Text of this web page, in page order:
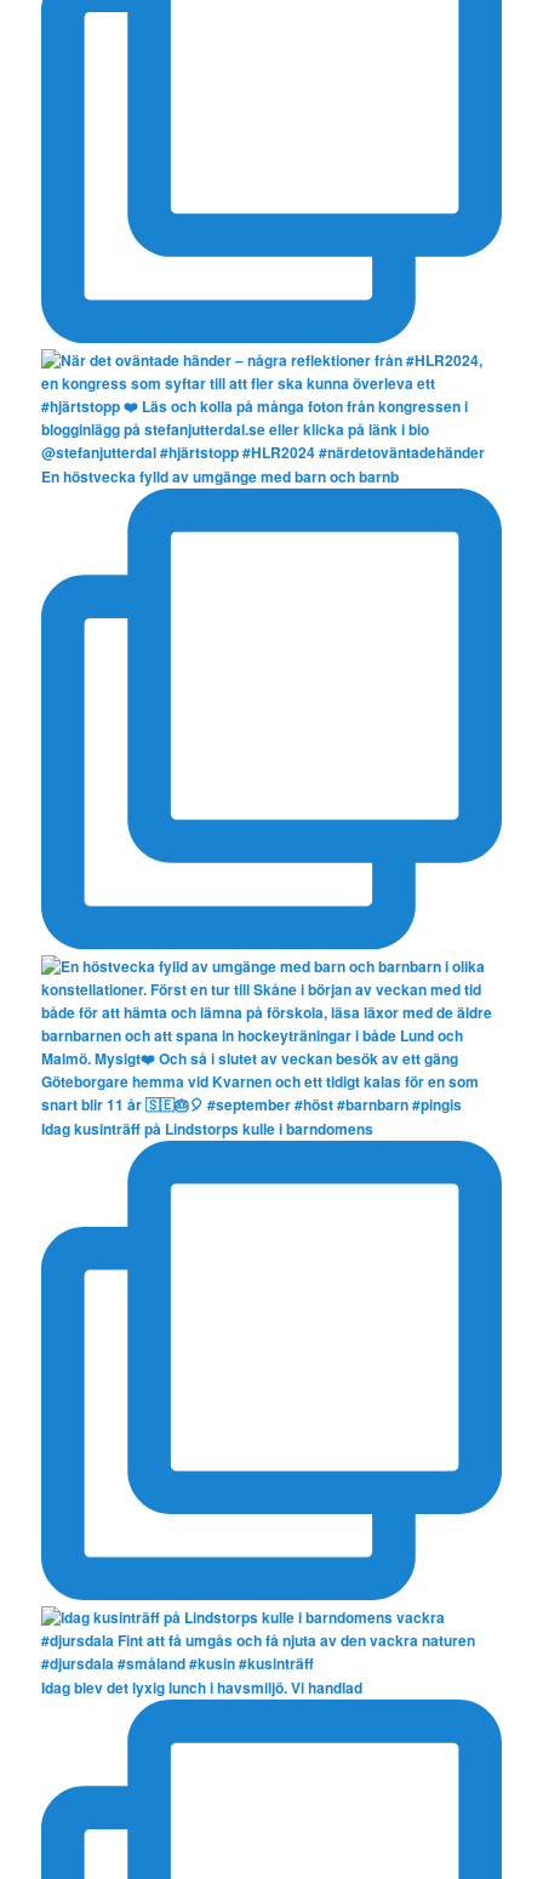
En höstvecka fylld av umgänge med barn och barnb
Idag kusinträff på Lindstorps kulle i barndomens
Idag blev det lyxig lunch i havsmiljö. Vi handlad